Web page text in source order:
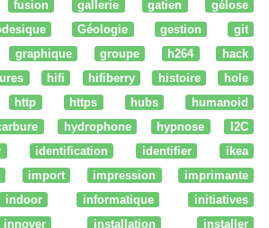
fusion gallerie gatien
gélose
Géologie gestion
git
graphique groupe h264
hack
hifi hifiberry histoire
hole
http https hubs
humanoid
hydrophone hypnose
I2C
identification identifier
ikea
import impression
imprimante
indoor informatique
initiatives
innover installation installer